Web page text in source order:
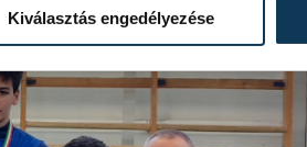
Kiválasztás engedélyezése